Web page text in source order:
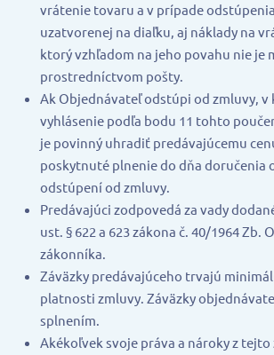
vrátenie tovaru a v prípade
uzatvorenej na diaľku, aj náklady na
ktorý vzhľadom na jeho povahu nie je
prostredníctvom pošty.
Ak Objednávateľ odstúpi od zmluvy,
vyhlásenie podľa bodu 11 tohto
je povinný uhradiť predávajúcemu
poskytnuté plnenie do dňa doručenia
odstúpení od zmluvy.
Predávajúci zodpovedá za vady
ust. § 622 a 623 zákona č. 40/1964 Zb.
zákonníka.
Záväzky predávajúceho trvajú
platnosti zmluvy. Záväzky
splnením.
Akékoľvek svoje práva a nároky z tejto